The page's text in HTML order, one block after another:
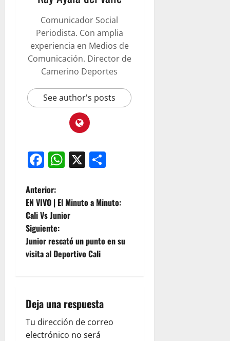
Comunicador Social
Periodista. Con amplia
experiencia en Medios de
Comunicación. Director de
Camerino Deportes
See author's posts
Facebook
WhatsApp
X
Anterior:
EN VIVO | El Minuto a Minuto:
Cali Vs Junior
Siguiente:
Junior rescató un punto en su
visita al Deportivo Cali
Deja una respuesta
Tu dirección de correo
electrónico no será